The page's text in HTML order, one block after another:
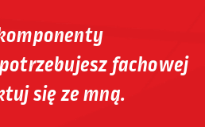
fachowej
się ze mną.